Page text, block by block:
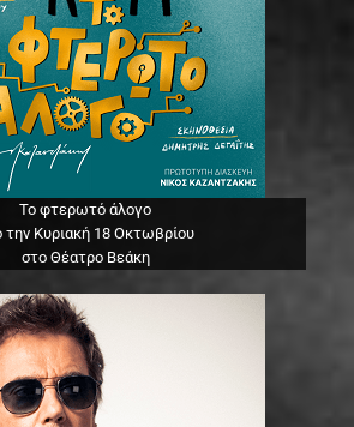
Το φτερωτό άλογο
την Κυριακή 18 Οκτωβρίου
στο Θέατρο Βεάκη